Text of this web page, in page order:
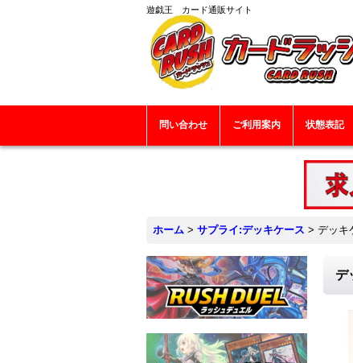
遊戯王 カード通販サイト
問い合わせ ご利用案内 状態表記
ホーム > サプライ:デッキケース > デッキ
デ